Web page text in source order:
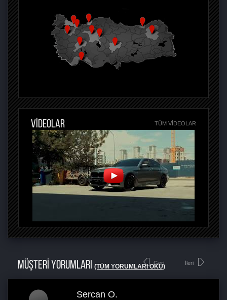
VİDEOLAR TÜM VIDEOLAR
MÜŞTERİ YORUMLARI (TÜM YORUMLARI OKU)
Geri
Sercan O.
İleri